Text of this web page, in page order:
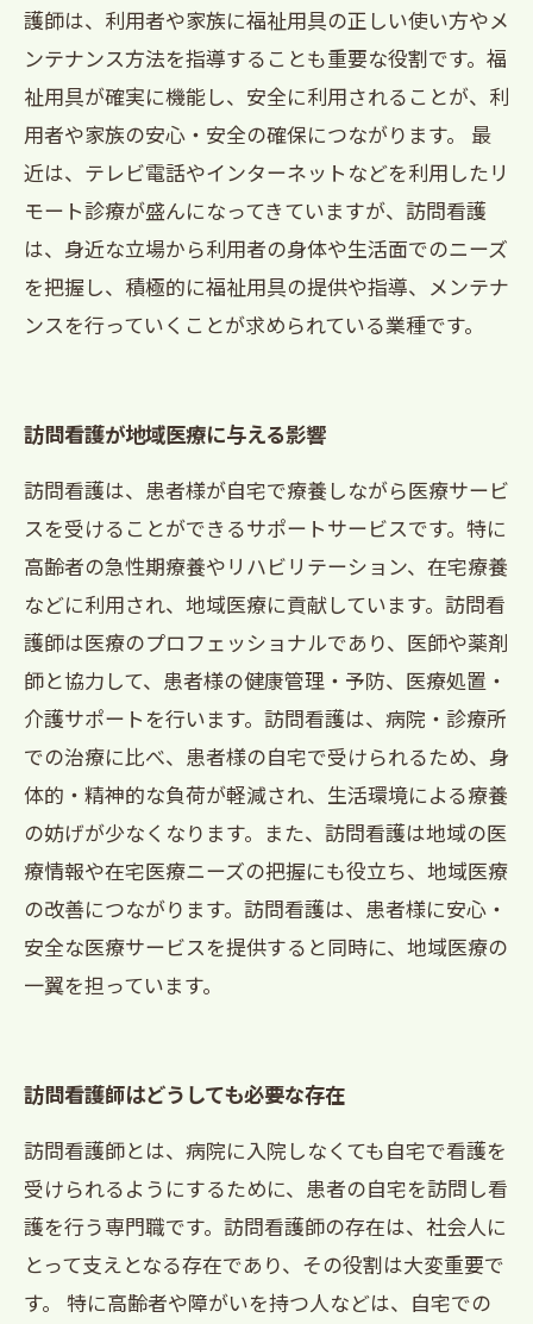
護師は、利用者や家族に福祉用具の正しい使い方やメ
ンテナンス方法を指導することも重要な役割です。福
祉用具が確実に機能し、安全に利用されることが、利
用者や家族の安心・安全の確保につながります。 最
近は、テレビ電話やインターネットなどを利用したリ
モート診療が盛んになってきていますが、訪問看護
は、身近な立場から利用者の身体や生活面でのニーズ
を把握し、積極的に福祉用具の提供や指導、メンテナ
ンスを行っていくことが求められている業種です。
訪問看護が地域医療に与える影響
訪問看護は、患者様が自宅で療養しながら医療サービ
スを受けることができるサポートサービスです。特に
高齢者の急性期療養やリハビリテーション、在宅療養
などに利用され、地域医療に貢献しています。訪問看
護師は医療のプロフェッショナルであり、医師や薬剤
師と協力して、患者様の健康管理・予防、医療処置・
介護サポートを行います。訪問看護は、病院・診療所
での治療に比べ、患者様の自宅で受けられるため、身
体的・精神的な負荷が軽減され、生活環境による療養
の妨げが少なくなります。また、訪問看護は地域の医
療情報や在宅医療ニーズの把握にも役立ち、地域医療
の改善につながります。訪問看護は、患者様に安心・
安全な医療サービスを提供すると同時に、地域医療の
一翼を担っています。
訪問看護師はどうしても必要な存在
訪問看護師とは、病院に入院しなくても自宅で看護を
受けられるようにするために、患者の自宅を訪問し看
護を行う専門職です。訪問看護師の存在は、社会人に
とって支えとなる存在であり、その役割は大変重要で
す。 特に高齢者や障がいを持つ人などは、自宅での